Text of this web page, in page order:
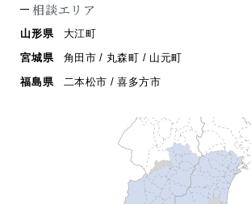
相談エリア
山形県
大江町
宮城県
角田市 / 丸森町 / 山元町
福島県
二本松市 / 喜多方市